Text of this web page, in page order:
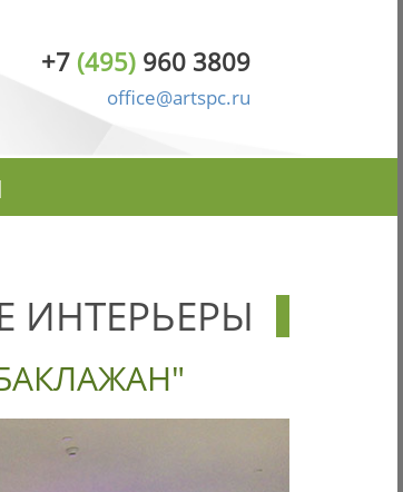
+7 (495) 960 3809
office@artspc.ru
ИНТЕРЬЕРЫ